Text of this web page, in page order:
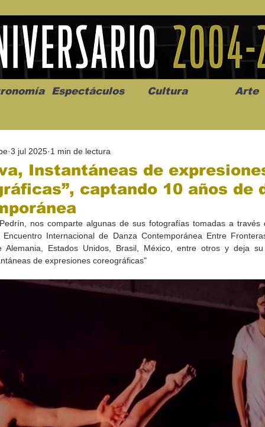
Espectáculos Cultura Arte
Instantáneas de
captando 10 años de
3 jul 2025 1 min de lectura
nos comparte algunas de sus fotografías tomadas a través
Internacional de Danza Contemporánea Entre
Alemania, Estados Unidos, Brasil, México, entre otros y deja
de expresiones coreográficas"
abre la
de alto impacto en la Casa de la Cultura
Progreso con micrófono
abierto
realista y
puesta en